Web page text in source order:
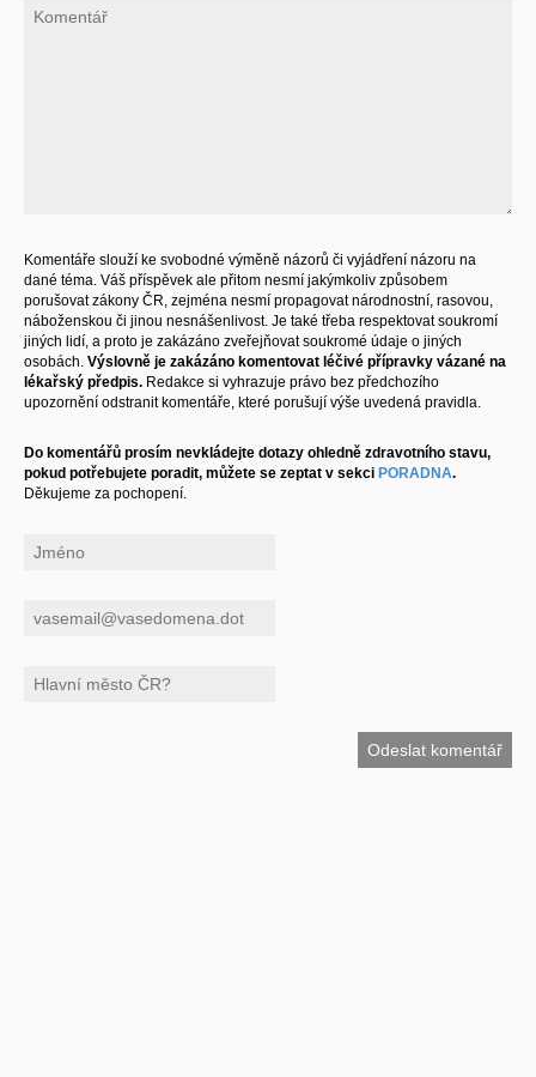
Komentáře slouží ke svobodné výměně názorů či vyjádření názoru na
dané téma. Váš příspěvek ale přitom nesmí jakýmkoliv způsobem
porušovat zákony ČR, zejména nesmí propagovat národnostní, rasovou,
náboženskou či jinou nesnášenlivost. Je také třeba respektovat soukromí
jiných lidí, a proto je zakázáno zveřejňovat soukromé údaje o jiných
osobách. Výslovně je zakázáno komentovat léčivé přípravky vázané na
lékařský předpis. Redakce si vyhrazuje právo bez předchozího
upozornění odstranit komentáře, které porušují výše uvedená pravidla.
Do komentářů prosím nevkládejte dotazy ohledně zdravotního stavu,
pokud potřebujete poradit, můžete se zeptat v sekci PORADNA.
Děkujeme za pochopení.